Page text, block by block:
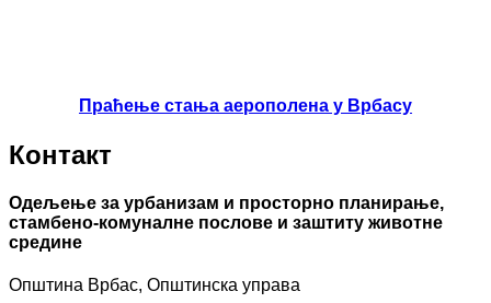
Праћење стања аерополена у Врбасу
Контакт
Одељење за урбанизам и просторно планирање,
стамбено-комуналне послове и заштиту животне
средине
Општина Врбас, Општинска управа